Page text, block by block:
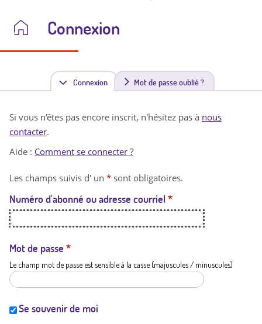
Connexion
Connexion(
n
t
a
t
i
Mot de passe oublié ?
Si vous n'êtes pas encore inscrit, n'hésitez pas à nous
contacter.
Aide : Comment se connecter ?
Les champs suivis d' un * sont obligatoires.
Numéro d'abonné ou adresse courriel *
Mot de passe *
Le champ mot de passe est sensible à la casse (majuscules / minuscules)
Se souvenir de moi